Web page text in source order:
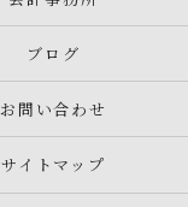
ブログ
お問い合わせ
サイトマップ